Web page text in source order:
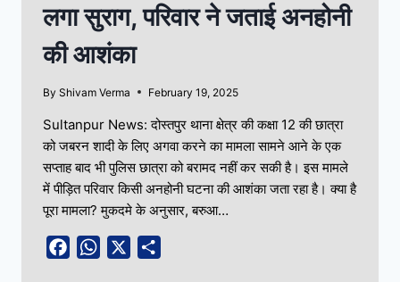
लगा सुराग, परिवार ने जताई अनहोनी
की आशंका
By Shivam Verma February 19, 2025
Sultanpur News: दोस्तपुर थाना क्षेत्र की कक्षा 12 की छात्रा
को जबरन शादी के लिए अगवा करने का मामला सामने आने के एक
सप्ताह बाद भी पुलिस छात्रा को बरामद नहीं कर सकी है। इस मामले
में पीड़ित परिवार किसी अनहोनी घटना की आशंका जता रहा है। क्या है
पूरा मामला? मुकदमे के अनुसार, बरुआ…
FacebookWhatsApp